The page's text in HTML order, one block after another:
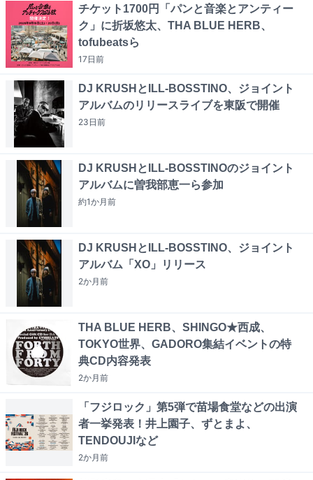
チケット1700円「パンと音楽とアンティー
ク」に折坂悠太、THA BLUE HERB、
tofubeatsら
17日前
DJ KRUSHとILL-BOSSTINO、ジョイント
アルバムのリリースライブを東阪で開催
23日前
DJ KRUSHとILL-BOSSTINOのジョイント
アルバムに曽我部恵一ら参加
約1か月前
DJ KRUSHとILL-BOSSTINO、ジョイント
アルバム「XO」リリース
2か月前
THA BLUE HERB、SHINGO★西成、
TOKYO世界、GADORO集結イベントの特
典CD内容発表
2か月前
「フジロック」第5弾で苗場食堂などの出演
者一挙発表！井上園子、ずとまよ、
TENDOUJIなど
2か月前